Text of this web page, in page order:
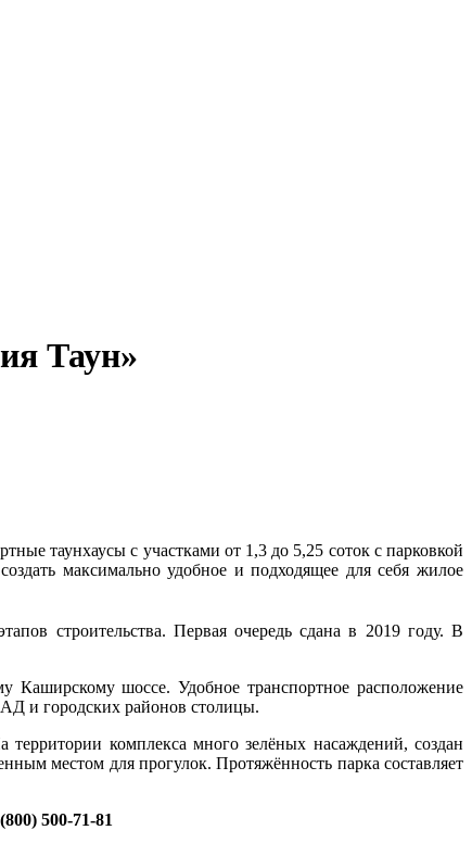
Таун»
таунхаусы с участками от 1,3 до 5,25 соток с парковкой
максимально удобное и подходящее для себя жилое
строительства. Первая очередь сдана в 2019 году. В
шоссе. Удобное транспортное расположение
и городских районов столицы.
комплекса много зелёных насаждений, создан
местом для прогулок. Протяжённость парка составляет
500-71-81